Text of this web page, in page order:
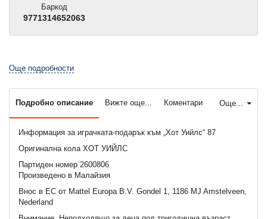
Баркод
9771314652063
Още подробности
Още...
Подробно описание Вижте още... Коментари
Информация за играчката-подарък към „Хот Уийлс“ 87
Оригинална кола ХОТ УИЙЛС
Партиден номер 2600806
Произведено в Малайзия
Внос в ЕС от Mattel Europa B.V. Gondel 1, 1186 MJ Amstelveen,
Nederland